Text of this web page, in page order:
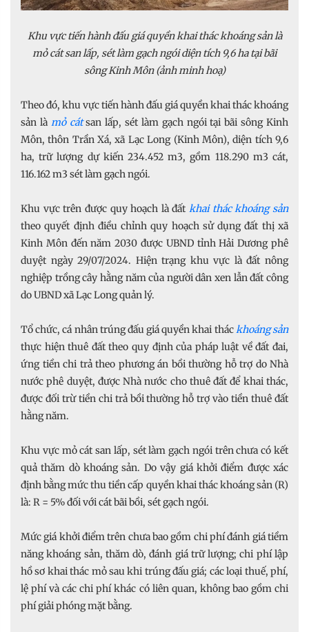
Khu vực tiến hành đấu giá quyền khai thác khoáng sản là
mỏ cát san lấp, sét làm gạch ngói diện tích 9,6 ha tại bãi
sông Kinh Môn (ảnh minh hoạ)
Theo đó, khu vực tiến hành đấu giá quyền khai thác khoáng
sản là mỏ cátsan lấp, sét làm gạch ngói tại bãi sông Kinh
Môn, thôn Trần Xá, xã Lạc Long (Kinh Môn), diện tích 9,6
ha, trữ lượng dự kiến 234.452 m3, gồm 118.290 m3 cát,
116.162 m3 sét làm gạch ngói.
Khu vực trên được quy hoạch là đấtkhai thác khoáng sản
theo quyết định điều chỉnh quy hoạch sử dụng đất thị xã
Kinh Môn đến năm 2030 được UBND tỉnh Hải Dương phê
duyệt ngày 29/07/2024. Hiện trạng khu vực là đất nông
nghiệp trồng cây hằng năm của người dân xen lẫn đất công
do UBND xã Lạc Long quản lý.
Tổ chức, cá nhân trúng đấu giá quyền khai tháckhoáng sản
thực hiện thuê đất theo quy định của pháp luật về đất đai,
ứng tiền chi trả theo phương án bồi thường hỗ trợ do Nhà
nước phê duyệt, được Nhà nước cho thuê đất để khai thác,
được đối trừ tiền chi trả bồi thường hỗ trợ vào tiền thuê đất
hằng năm.
Khu vực mỏ cát san lấp, sét làm gạch ngói trên chưa có kết
quả thăm dò khoáng sản. Do vậy giá khởi điểm được xác
định bằng mức thu tiền cấp quyền khai thác khoáng sản (R)
là: R = 5% đối với cát bãi bồi, sét gạch ngói.
Mức giá khởi điểm trên chưa bao gồm chi phí đánh giá tiềm
năng khoáng sản, thăm dò, đánh giá trữ lượng; chi phí lập
hồ sơ khai thác mỏ sau khi trúng đấu giá; các loại thuế, phí,
lệ phí và các chi phí khác có liên quan, không bao gồm chi
phí giải phóng mặt bằng.